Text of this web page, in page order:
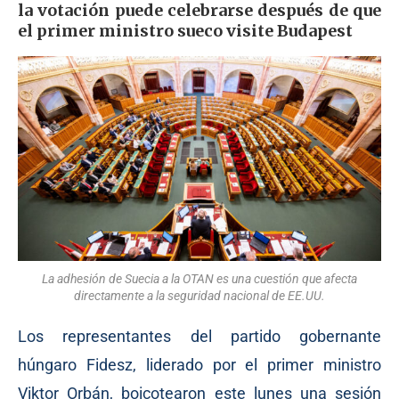
la votación puede celebrarse después de que
el primer ministro sueco visite Budapest
La adhesión de Suecia a la OTAN es una cuestión que afecta
directamente a la seguridad nacional de EE.UU.
Los representantes del partido gobernante
húngaro Fidesz, liderado por el primer ministro
Viktor Orbán, boicotearon este lunes una sesión